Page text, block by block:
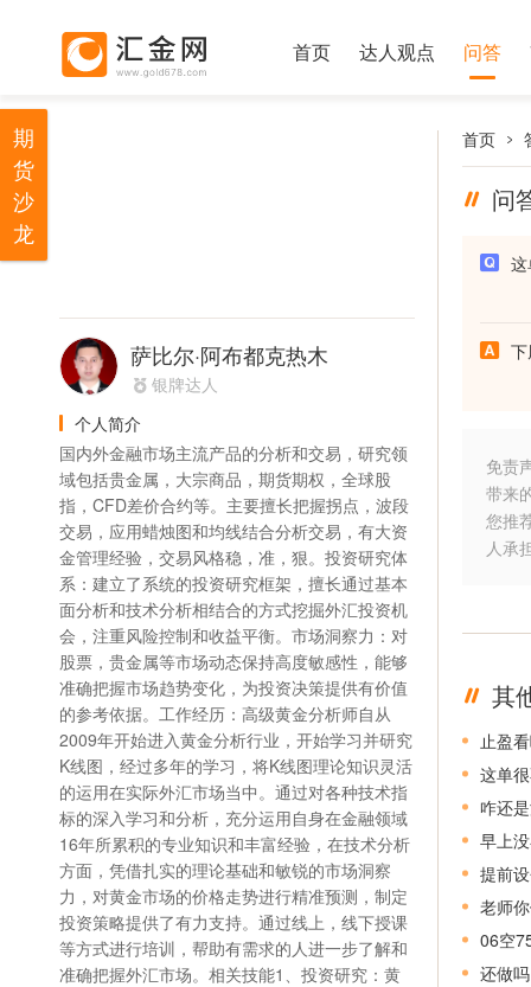
首页 达人观点 问答
萨比尔·阿布都克热木
银牌达人
个人简介
国内外金融市场主流产品的分析和交易，研究领
域包括贵金属，大宗商品，期货期权，全球股
指，CFD差价合约等。主要擅长把握拐点，波段
交易，应用蜡烛图和均线结合分析交易，有大资
金管理经验，交易风格稳，准，狠。投资研究体
系：建立了系统的投资研究框架，擅长通过基本
面分析和技术分析相结合的方式挖掘外汇投资机
会，注重风险控制和收益平衡。市场洞察力：对
股票，贵金属等市场动态保持高度敏感性，能够
准确把握市场趋势变化，为投资决策提供有价值
的参考依据。工作经历：高级黄金分析师自从
2009年开始进入黄金分析行业，开始学习并研究
K线图，经过多年的学习，将K线图理论知识灵活
的运用在实际外汇市场当中。通过对各种技术指
标的深入学习和分析，充分运用自身在金融领域
16年所累积的专业知识和丰富经验，在技术分析
方面，凭借扎实的理论基础和敏锐的市场洞察
力，对黄金市场的价格走势进行精准预测，制定
投资策略提供了有力支持。通过线上，线下授课
等方式进行培训，帮助有需求的人进一步了解和
准确把握外汇市场。相关技能1、投资研究：黄
首页
问
免责
带来
您推
人承
其
止盈
这单
咋还
早上
提前
老师
06空
还做吗
期
货
沙
龙